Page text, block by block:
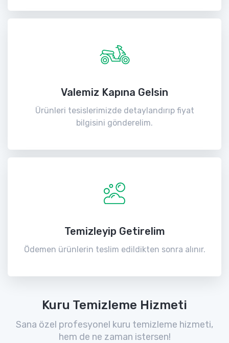
Valemiz Kapına Gelsin
Ürünleri tesislerimizde detaylandırıp fiyat
bilgisini gönderelim.
Temizleyip Getirelim
Ödemen ürünlerin teslim edildikten sonra alınır.
Kuru Temizleme Hizmeti
Sana özel profesyonel kuru temizleme hizmeti,
hem de ne zaman istersen!